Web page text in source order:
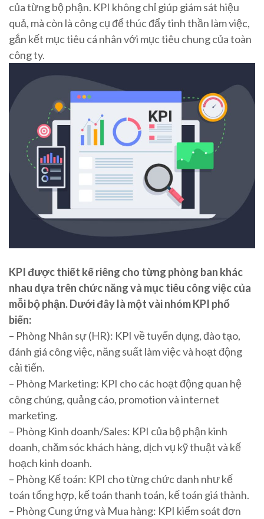
của từng bộ phận. KPI không chỉ giúp giám sát hiệu
quả, mà còn là công cụ để thúc đẩy tinh thần làm việc,
gắn kết mục tiêu cá nhân với mục tiêu chung của toàn
công ty.
KPI được thiết kế riêng cho từng phòng ban khác
nhau dựa trên chức năng và mục tiêu công việc của
mỗi bộ phận. Dưới đây là một vài nhóm KPI phổ
biến:
– Phòng Nhân sự (HR): KPI về tuyển dụng, đào tạo,
đánh giá công việc, năng suất làm việc và hoạt động
cải tiến.
– Phòng Marketing: KPI cho các hoạt động quan hệ
công chúng, quảng cáo, promotion và internet
marketing.
– Phòng Kinh doanh/Sales: KPI của bộ phận kinh
doanh, chăm sóc khách hàng, dịch vụ kỹ thuật và kế
hoạch kinh doanh.
– Phòng Kế toán: KPI cho từng chức danh như kế
toán tổng hợp, kế toán thanh toán, kế toán giá thành.
– Phòng Cung ứng và Mua hàng: KPI kiểm soát đơn